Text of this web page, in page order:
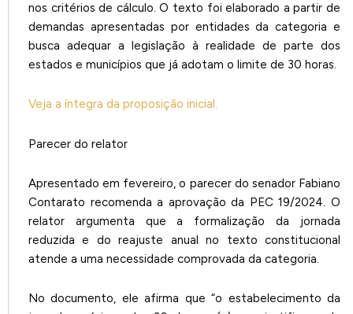
nos critérios de cálculo. O texto foi elaborado a partir de
demandas apresentadas por entidades da categoria e
busca adequar a legislação à realidade de parte dos
estados e municípios que já adotam o limite de 30 horas.
Veja a íntegra da proposição inicial.
Parecer do relator
Apresentado em fevereiro, o parecer do senador Fabiano
Contarato recomenda a aprovação da PEC 19/2024. O
relator argumenta que a formalização da jornada
reduzida e do reajuste anual no texto constitucional
atende a uma necessidade comprovada da categoria.
No documento, ele afirma que “o estabelecimento da